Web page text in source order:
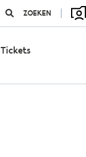
ZOEKEN
Tickets